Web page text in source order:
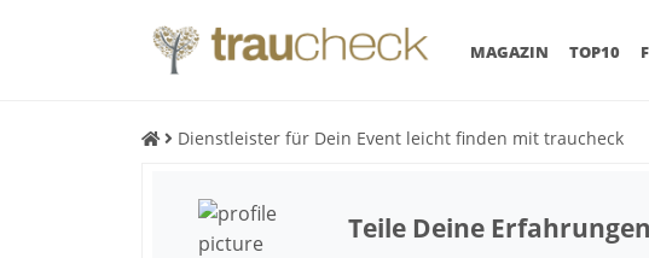
MAGAZIN (CURRENT)
TOP10
Dienstleister für Dein Event leicht finden mit traucheck
Teile Deine